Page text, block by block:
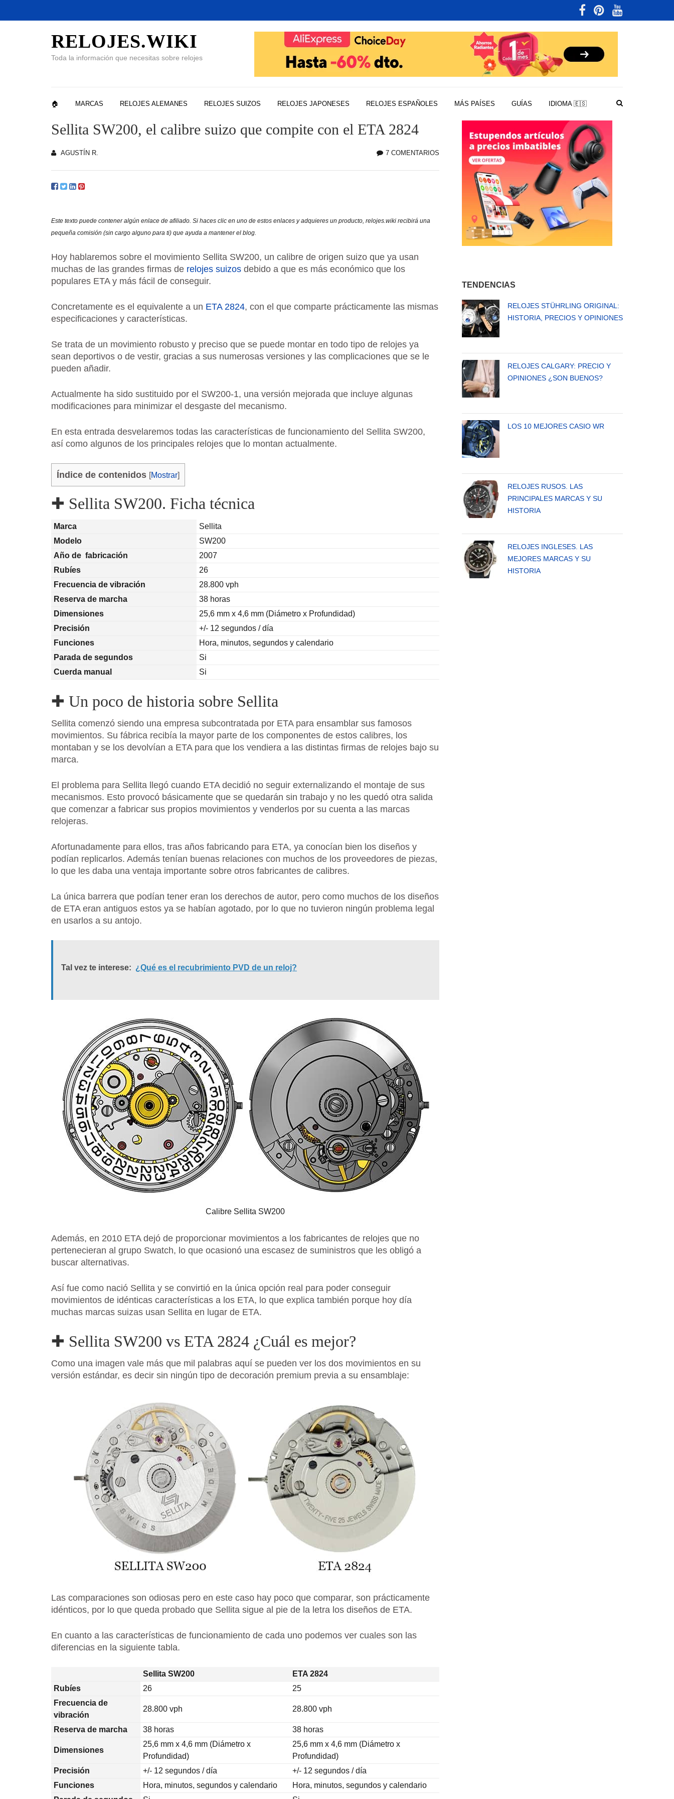
RELOJES.WIKI
Toda la información que necesitas sobre relojes
🏠 MARCAS RELOJES ALEMANES RELOJES SUIZOS RELOJES JAPONESES RELOJES ESPAÑOLES MÁS PAÍSES GUÍAS IDIOMA 🇪🇸
Sellita SW200, el calibre suizo que compite con el ETA 2824
AGUSTÍN R. 7 COMENTARIOS
COMPITE
Este texto puede contener algún enlace de afiliado. Si haces clic en uno de estos enlaces y adquieres un producto, relojes.wiki recibirá una
pequeña comisión (sin cargo alguno para ti) que ayuda a mantener el blog.
Hoy hablaremos sobre el movimiento Sellita SW200, un calibre de origen suizo que ya usan
muchas de las grandes firmas de relojes suizos debido a que es más económico que los
populares ETA y más fácil de conseguir.
Concretamente es el equivalente a un ETA 2824, con el que comparte prácticamente las mismas
especificaciones y características.
Se trata de un movimiento robusto y preciso que se puede montar en todo tipo de relojes ya
sean deportivos o de vestir, gracias a sus numerosas versiones y las complicaciones que se le
pueden añadir.
Actualmente ha sido sustituido por el SW200-1, una versión mejorada que incluye algunas
modificaciones para minimizar el desgaste del mecanismo.
En esta entrada desvelaremos todas las características de funcionamiento del Sellita SW200,
así como algunos de los principales relojes que lo montan actualmente.
Índice de contenidos [Mostrar]
✚ Sellita SW200. Ficha técnica
Marca
Sellita
Modelo
SW200
Año de fabricación
2007
Rubíes
26
Frecuencia de vibración
28.800 vph
Reserva de marcha
38 horas
Dimensiones
25,6 mm x 4,6 mm (Diámetro x Profundidad)
Precisión
+/- 12 segundos / día
Funciones
Hora, minutos, segundos y calendario
Parada de segundos
Si
Cuerda manual
Si
✚ Un poco de historia sobre Sellita
Sellita comenzó siendo una empresa subcontratada por ETA para ensamblar sus famosos
movimientos. Su fábrica recibía la mayor parte de los componentes de estos calibres, los
montaban y se los devolvían a ETA para que los vendiera a las distintas firmas de relojes bajo su
marca.
El problema para Sellita llegó cuando ETA decidió no seguir externalizando el montaje de sus
mecanismos. Esto provocó básicamente que se quedarán sin trabajo y no les quedó otra salida
que comenzar a fabricar sus propios movimientos y venderlos por su cuenta a las marcas
relojeras.
Afortunadamente para ellos, tras años fabricando para ETA, ya conocían bien los diseños y
podían replicarlos. Además tenían buenas relaciones con muchos de los proveedores de piezas,
lo que les daba una ventaja importante sobre otros fabricantes de calibres.
La única barrera que podían tener eran los derechos de autor, pero como muchos de los diseños
de ETA eran antiguos estos ya se habían agotado, por lo que no tuvieron ningún problema legal
en usarlos a su antojo.
Tal vez te interese: ¿Qué es el recubrimiento PVD de un reloj?
Calibre Sellita SW200
Además, en 2010 ETA dejó de proporcionar movimientos a los fabricantes de relojes que no
pertenecieran al grupo Swatch, lo que ocasionó una escasez de suministros que les obligó a
buscar alternativas.
Así fue como nació Sellita y se convirtió en la única opción real para poder conseguir
movimientos de idénticas características a los ETA, lo que explica también porque hoy día
muchas marcas suizas usan Sellita en lugar de ETA.
✚ Sellita SW200 vs ETA 2824 ¿Cuál es mejor?
Como una imagen vale más que mil palabras aquí se pueden ver los dos movimientos en su
versión estándar, es decir sin ningún tipo de decoración premium previa a su ensamblaje:
Las comparaciones son odiosas pero en este caso hay poco que comparar, son prácticamente
idénticos, por lo que queda probado que Sellita sigue al pie de la letra los diseños de ETA.
En cuanto a las características de funcionamiento de cada uno podemos ver cuales son las
diferencias en la siguiente tabla.
Sellita SW200
ETA 2824
Rubíes
26
25
Frecuencia de
vibración
28.800 vph 28.800 vph
Reserva de marcha 38 horas 38 horas
Dimensiones
25,6 mm x 4,6 mm (Diámetro x
Profundidad)
25,6 mm x 4,6 mm (Diámetro x
Profundidad)
Precisión
+/- 12 segundos / día
+/- 12 segundos / día
Funciones
Hora, minutos, segundos y calendario
Hora, minutos, segundos y calendario
TENDENCIAS
RELOJES STÜHRLING ORIGINAL:
HISTORIA, PRECIOS Y OPINIONES
RELOJES CALGARY: PRECIO Y
OPINIONES ¿SON BUENOS?
LOS 10 MEJORES CASIO WR
RELOJES RUSOS. LAS
PRINCIPALES MARCAS Y SU
HISTORIA
RELOJES INGLESES. LAS
MEJORES MARCAS Y SU
HISTORIA